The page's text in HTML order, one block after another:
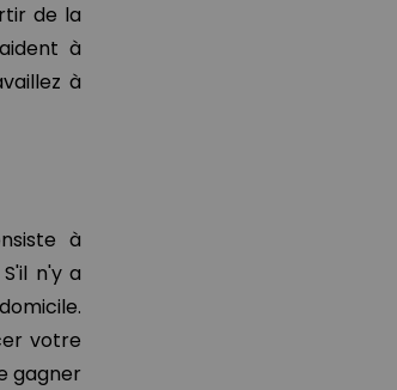
de la
à
à
à
n'y a
votre
gagner